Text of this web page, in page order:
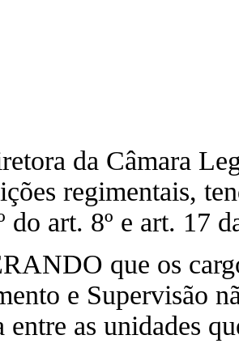
da Câmara
regimentais,
do art. 8º e art. 17
que os
e Supervisão
entre as unidades